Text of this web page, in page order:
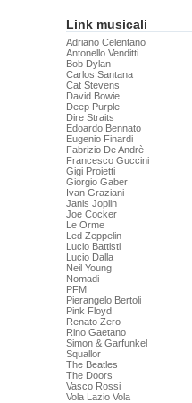
Link musicali
Adriano Celentano
Antonello Venditti
Bob Dylan
Carlos Santana
Cat Stevens
David Bowie
Deep Purple
Dire Straits
Edoardo Bennato
Eugenio Finardi
Fabrizio De Andrè
Francesco Guccini
Gigi Proietti
Giorgio Gaber
Ivan Graziani
Janis Joplin
Joe Cocker
Le Orme
Led Zeppelin
Lucio Battisti
Lucio Dalla
Neil Young
Nomadi
PFM
Pierangelo Bertoli
Pink Floyd
Renato Zero
Rino Gaetano
Simon & Garfunkel
Squallor
The Beatles
The Doors
Vasco Rossi
Vola Lazio Vola